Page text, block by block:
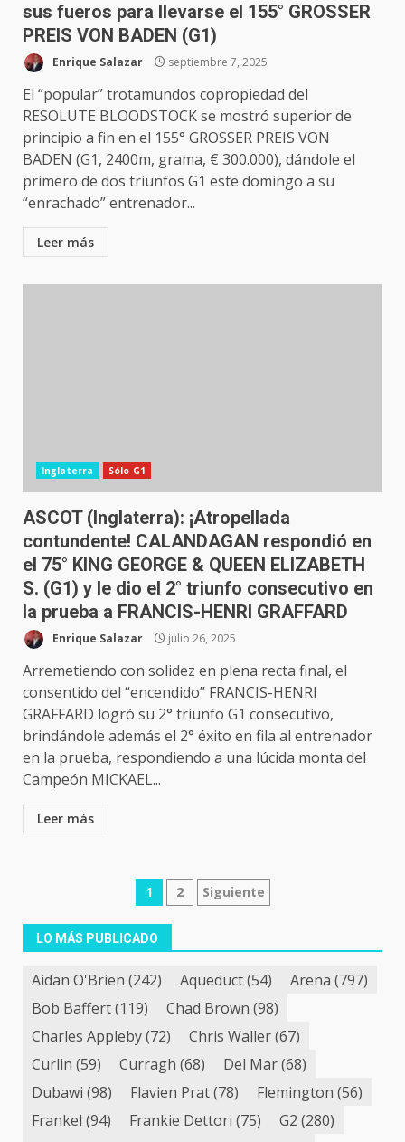
sus fueros para llevarse el 155° GROSSER
PREIS VON BADEN (G1)
Enrique Salazar septiembre 7, 2025
El “popular” trotamundos copropiedad del
RESOLUTE BLOODSTOCK se mostró superior de
principio a fin en el 155° GROSSER PREIS VON
BADEN (G1, 2400m, grama, € 300.000), dándole el
primero de dos triunfos G1 este domingo a su
“enrachado” entrenador...
Leer más
Inglaterra Sólo G1
ASCOT (Inglaterra): ¡Atropellada
contundente! CALANDAGAN respondió en
el 75° KING GEORGE & QUEEN ELIZABETH
S. (G1) y le dio el 2° triunfo consecutivo en
la prueba a FRANCIS-HENRI GRAFFARD
Enrique Salazar julio 26, 2025
Arremetiendo con solidez en plena recta final, el
consentido del “encendido” FRANCIS-HENRI
GRAFFARD logró su 2° triunfo G1 consecutivo,
brindándole además el 2° éxito en fila al entrenador
en la prueba, respondiendo a una lúcida monta del
Campeón MICKAEL...
Leer más
Navegación
de
entradas
1 2 Siguiente
LO MÁS PUBLICADO
Aidan O'Brien (242) Aqueduct(54) Arena (797)
Bob Baffert(119) Chad Brown (98)
Charles Appleby(72) Chris Waller(67)
Curlin (59) Curragh (68) Del Mar(68)
Dubawi (98) Flavien Prat(78) Flemington (56)
Frankel (94) Frankie Dettori (75) G2 (280)